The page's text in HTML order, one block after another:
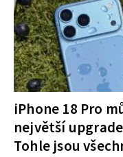
iPhone 18 Pro
největší
Tohle jsou